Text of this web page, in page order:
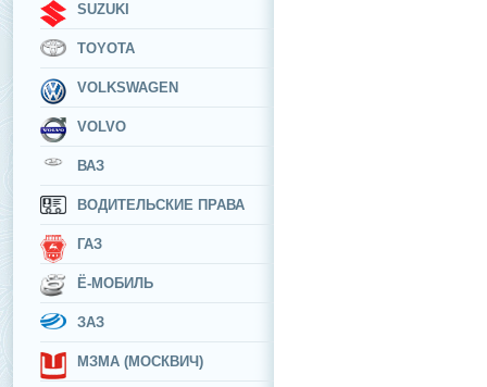
SUZUKI
TOYOTA
VOLKSWAGEN
VOLVO
ВАЗ
ВОДИТЕЛЬСКИЕ ПРАВА
ГАЗ
Ё-МОБИЛЬ
ЗАЗ
МЗМА (МОСКВИЧ)